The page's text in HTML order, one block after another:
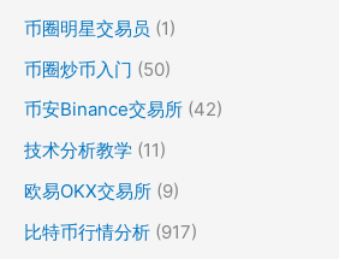
币圈明星交易员 (1)
币圈炒币入门 (50)
币安Binance交易所 (42)
技术分析教学 (11)
欧易OKX交易所 (9)
比特币行情分析 (917)